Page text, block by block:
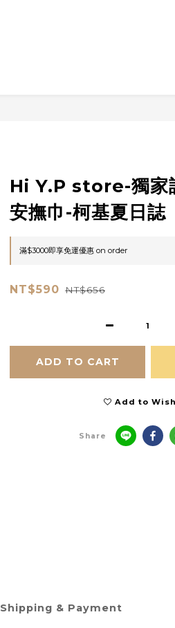
Hi Y.P store-獨家
安撫巾-柯基夏日誌
滿$3000即享免運優惠 on order
NT$590 NT$656
ADD TO CART
Add to
Share
Shipping & Payment